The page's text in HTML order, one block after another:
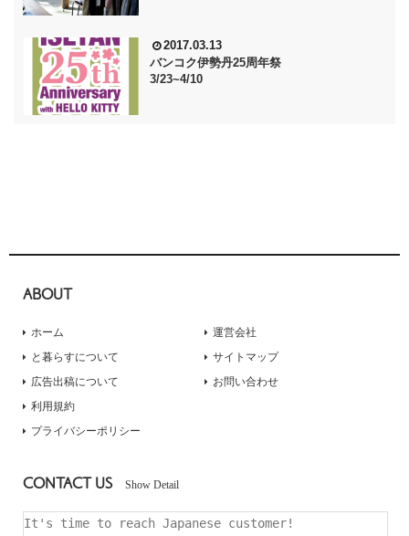
2017.03.13
バンコク伊勢丹25周年祭
3/23~4/10
ABOUT
ホーム
と暮らすについて
広告出稿について
運営会社
サイトマップ
お問い合わせ
利用規約
プライバシーポリシー
CONTACT US Show Detail